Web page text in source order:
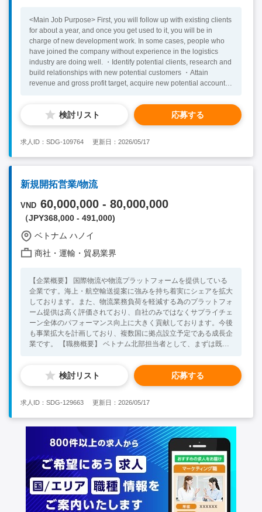
<Main Job Purpose> First, you will follow up with existing clients
for about a year, and once you get used to it, you will be in
charge of new development work. In some cases, people who
have joined the company without experience in the logistics
industry are doing well. ・Identify potential clients, research and
build relationships with new potential customers ・Attain
revenue and gross profit target, acquire new potential accounts
exceed revenue targets set per KPIs cascaded down ・
Negotiate Credit terms with customers and take care of
outstanding ・Develop the business relationship with
from current customer ・To team up with all team members to
achieve all objectives and goals that are given to the team
<Necessary Skill / Experience > ・Education: Bachelor's degree
・Language: English - Business Level, Taiwanese - Native
Level ・Experience: 3years of B-to-B sales experience.
<Preferable Skill / Experience> - Familiar with Ocean Freight
Forwarding, Air Freight Forwarding, and Contract Logistics and
transport operations
検討リスト 応募する
求人ID：SDG-109764 更新日：2026/05/17
新規開拓営業/物流
VND 60,000,000 - 80,000,000
（JPY368,000 - 491,000)
ベトナム ハノイ
商社・運輸・貿易業界
【企業概要】 国際物流や物流プラットフォームを提供している
企業です。海上・航空輸送提案に強みを持ち着実にシェアを拡大
しております。また、物流業務負荷を軽減する為のプラットフォ
ーム提供は高く評価されており、自社のみではなくサプライチェ
ーン全体のパフォーマンス向上に大きく貢献しております。今後
も事業拡大を計画しており、複数国に拠点設立予定である成長企
業です。 【職務概要】 ベトナム北部担当者として、まずは既存
をお任せいたします。 ・既存顧客対応/新規開拓営業 ・コンサル
ティング業務 ・市場調査及びマーケット分析 ・営業戦略の立案
及び実行 ベトナムマーケットへの興味関心が高い方、グローバ
の多い環境に適切に順応しながら、ご活躍いただける方からのご
応募をお待ちしております。 【必須要件】 ・4年制大学卒業以
上（学士以上） ・物流やサプライチェーンに関連する業務経
験 ※営業の経験がなくても応募可能です ・社内コミュニケー
ションレベルの英語力 【歓迎要件】 ・新規開拓営業もしくは物
流業界での営業経験 ・ベトナムなどの海外勤務経験が有る方
【求める人物像】 ・自ら課題を発見して、日々改善に取り組め
る方 ・成果を求めて、地道に行動できる方 ・コミュニケーショ
ンスキルが高く、クライアントと良好な関係を築ける方 ・目標
達成意識が高い方 ・チームワークよく仕事に取り組める方
検討リスト 応募する
求人ID：SDG-129663 更新日：2026/05/17